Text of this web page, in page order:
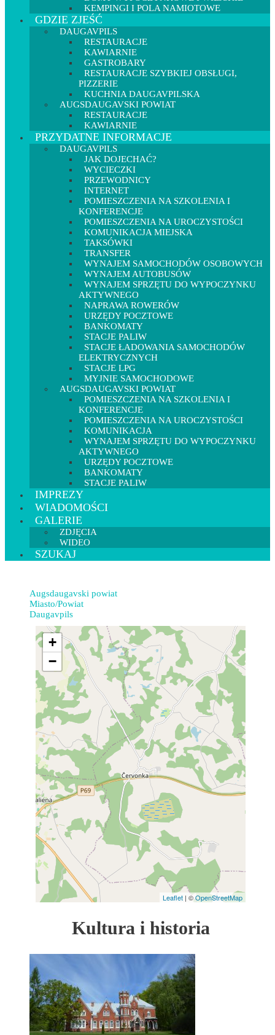
KEMPINGI I POLA NAMIOTOWE
GDZIE ZJEŚĆ
DAUGAVPILS
RESTAURACJE
KAWIARNIE
GASTROBARY
RESTAURACJE SZYBKIEJ OBSŁUGI,
PIZZERIE
KUCHNIA DAUGAVPILSKA
AUGSDAUGAVSKI POWIAT
RESTAURACJE
KAWIARNIE
PRZYDATNE INFORMACJE
DAUGAVPILS
JAK DOJECHAĆ?
WYCIECZKI
PRZEWODNICY
INTERNET
POMIESZCZENIA NA SZKOLENIA I
KONFERENCJE
POMIESZCZENIA NA UROCZYSTOŚCI
KOMUNIKACJA MIEJSKA
TAKSÓWKI
TRANSFER
WYNAJEM SAMOCHODÓW OSOBOWYCH
WYNAJEM AUTOBUSÓW
WYNAJEM SPRZĘTU DO WYPOCZYNKU
AKTYWNEGO
NAPRAWA ROWERÓW
URZĘDY POCZTOWE
BANKOMATY
STACJE PALIW
STACJE ŁADOWANIA SAMOCHODÓW
ELEKTRYCZNYCH
STACJE LPG
MYJNIE SAMOCHODOWE
AUGSDAUGAVSKI POWIAT
POMIESZCZENIA NA SZKOLENIA I
KONFERENCJE
POMIESZCZENIA NA UROCZYSTOŚCI
KOMUNIKACJA
WYNAJEM SPRZĘTU DO WYPOCZYNKU
AKTYWNEGO
URZĘDY POCZTOWE
BANKOMATY
STACJE PALIW
IMPREZY
WIADOMOŚCI
GALERIE
ZDJĘCIA
WIDEO
SZUKAJ
Augsdaugavski powiat
Miasto/Powiat
Daugavpils
+
−
Leaflet | ©OpenStreetMap
Kultura i historia